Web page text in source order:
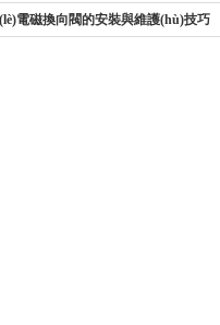
電磁換向閥的安裝與維護(hù)技巧